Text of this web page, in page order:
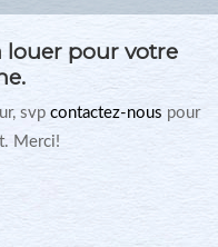
louer pour votre
svp contactez-nous pour
Merci!